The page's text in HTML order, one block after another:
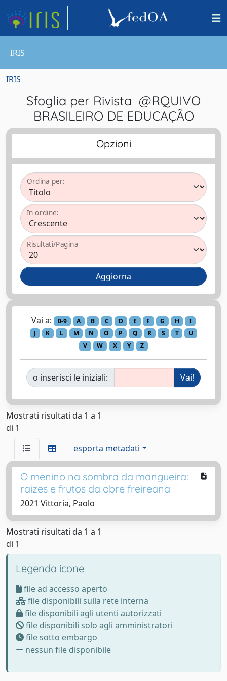
IRIS
IRIS
Sfoglia per Rivista @RQUIVO
BRASILEIRO DE EDUCAÇÃO
Opzioni
Ordina per:
In ordine:
Risultati/Pagina
Vai a: 0-9 A B C D E F G H
I
J
K L M N O P Q R S T
U
V
W X Y Z
o inserisci le iniziali:
Mostrati risultati da 1 a 1
di 1
esporta metadati
O menino na sombra da mangueira:
raizes e frutos da obre freireana
2021 Vittoria, Paolo
Mostrati risultati da 1 a 1
di 1
Legenda icone
file ad accesso aperto
file disponibili sulla rete interna
file disponibili agli utenti autorizzati
file disponibili solo agli amministratori
file sotto embargo
nessun file disponibile